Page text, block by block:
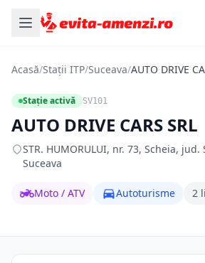
Acasă/Stații ITP/Suceava/AUTO DRIVE
Stație activă SV101
AUTO DRIVE CARS SRL
STR. HUMORULUI, nr. 73, Scheia,
Suceava
Moto / ATV Autoturisme 2